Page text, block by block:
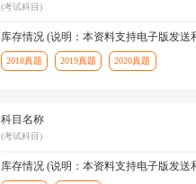
(考试科目)
库存情况 (说明：本资料支持电子版发送
2018真题 2019真题 2020真题
科目名称
(考试科目)
库存情况 (说明：本资料支持电子版发送